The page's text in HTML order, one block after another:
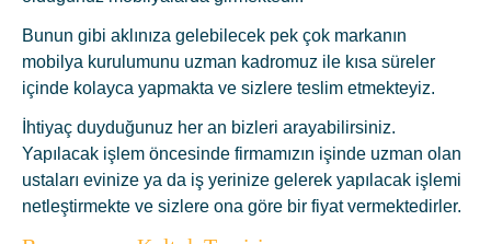
Bunun gibi aklınıza gelebilecek pek çok markanın
mobilya kurulumunu uzman kadromuz ile kısa süreler
içinde kolayca yapmakta ve sizlere teslim etmekteyiz.
İhtiyaç duyduğunuz her an bizleri arayabilirsiniz.
Yapılacak işlem öncesinde firmamızın işinde uzman olan
ustaları evinize ya da iş yerinize gelerek yapılacak işlemi
netleştirmekte ve sizlere ona göre bir fiyat vermektedirler.